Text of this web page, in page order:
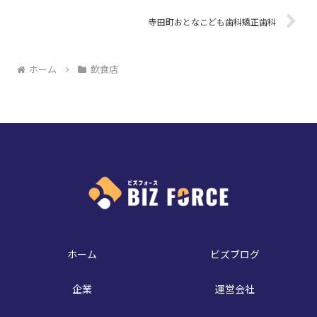
寺田町おとなこども歯科矯正歯科
ホーム 飲食店
ホーム ビズブログ
企業 運営会社